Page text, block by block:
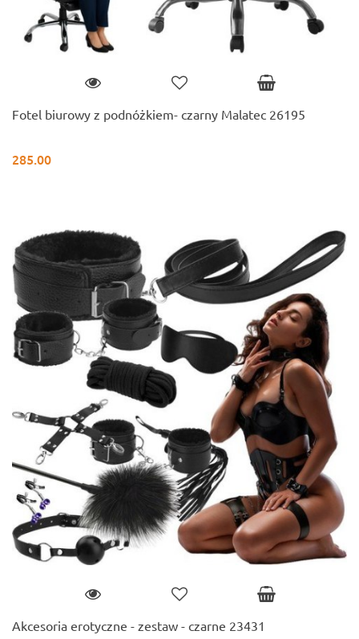
Fotel biurowy z podnóżkiem- czarny Malatec 26195
285.00
Akcesoria erotyczne - zestaw - czarne 23431